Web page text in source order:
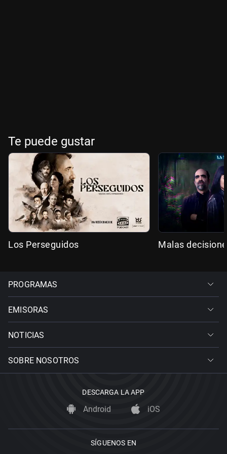
Te puede gustar
Los Perseguidos Malas
PROGRAMAS
EMISORAS
NOTICIAS
SOBRE NOSOTROS
DESCARGA LA APP
Android iOS
SÍGUENOS EN